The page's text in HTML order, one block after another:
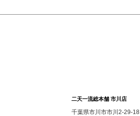
二天一流総本舗 市川店
千葉県市川市市川2-29-18